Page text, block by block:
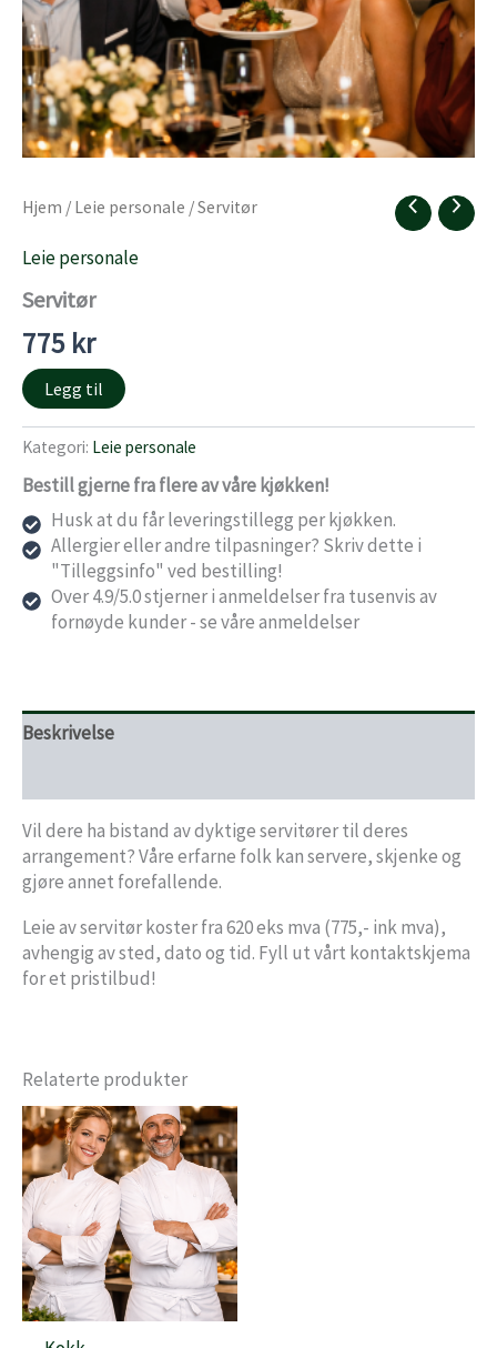
Hjem / Leie personale / Servitør
Leie personale
Servitør
775 kr
Legg til
Kategori: Leie personale
Bestill gjerne fra flere av våre kjøkken!
Husk at du får leveringstillegg per kjøkken.
Allergier eller andre tilpasninger? Skriv dette i
"Tilleggsinfo" ved bestilling!
Over 4.9/5.0 stjerner i anmeldelser fra tusenvis av
fornøyde kunder - se våre anmeldelser
Beskrivelse
Vil dere ha bistand av dyktige servitører til deres
arrangement? Våre erfarne folk kan servere, skjenke og
gjøre annet forefallende.
Leie av servitør koster fra 620 eks mva (775,- ink mva),
avhengig av sted, dato og tid. Fyll ut vårt kontaktskjema
for et pristilbud!
Relaterte produkter